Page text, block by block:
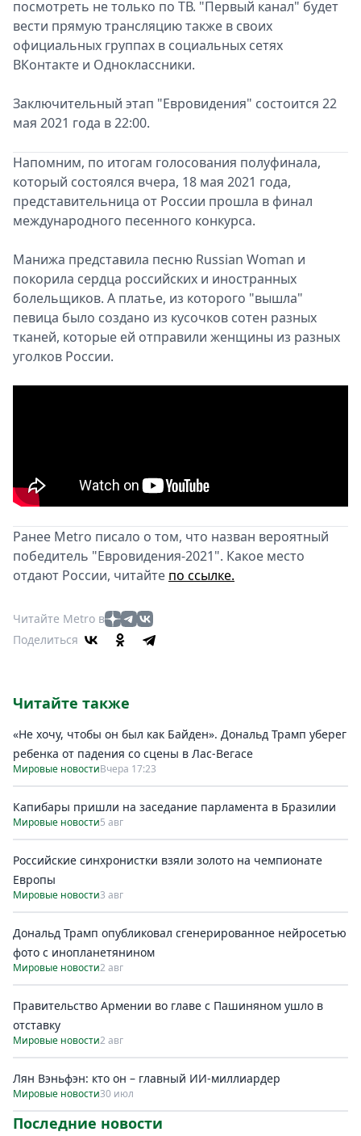
посмотреть не только по ТВ. "Первый канал" будет
вести прямую трансляцию также в своих
официальных группах в социальных сетях
ВКонтакте и Одноклассники.
Заключительный этап "Евровидения" состоится 22
мая 2021 года в 22:00.
Напомним, по итогам голосования полуфинала,
который состоялся вчера, 18 мая 2021 года,
представительница от России прошла в финал
международного песенного конкурса.
Манижа представила песню Russian Woman и
покорила сердца российских и иностранных
болельщиков. А платье, из которого "вышла"
певица было создано из кусочков сотен разных
тканей, которые ей отправили женщины из разных
уголков России.
Ранее Metro писало о том, что назван вероятный
победитель "Евровидения-2021". Какое место
отдают России, читайте по ссылке.
Читайте Metro в
Поделиться
Читайте также
«Не хочу, чтобы он был как Байден». Дональд Трамп уберег
ребенка от падения со сцены в Лас-Вегасе
Мировые новостиВчера 17:23
Капибары пришли на заседание парламента в Бразилии
Мировые новости5 авг
Российские синхронистки взяли золото на чемпионате
Европы
Мировые новости3 авг
Дональд Трамп опубликовал сгенерированное нейросетью
фото с инопланетянином
Мировые новости2 авг
Правительство Армении во главе с Пашиняном ушло в
отставку
Мировые новости2 авг
Лян Вэньфэн: кто он – главный ИИ-миллиардер
Мировые новости30 июл
Последние новости